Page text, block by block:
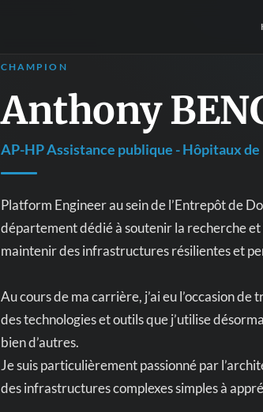
CHAMPION
Anthony
AP-HP Assistance publique - Hôpitaux de
Platform Engineer au sein de l’Entrepôt de
département dédié à soutenir la recherche et
maintenir des infrastructures résilientes et
Au cours de ma carrière, j’ai eu l’occasion
des technologies et outils que j’utilise
bien d’autres.
Je suis particulièrement passionné par
des infrastructures complexes simples à